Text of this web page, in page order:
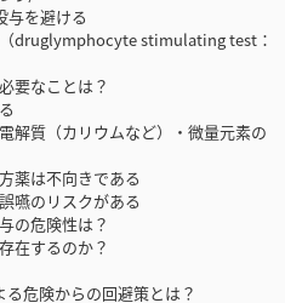
与を避ける
druglymphocyte stimulating test：
要なことは？
解質（カリウムなど）・微量元素の
薬は不向きである
嚥のリスクがある
の危険性は？
在するのか？
危険からの回避策とは？